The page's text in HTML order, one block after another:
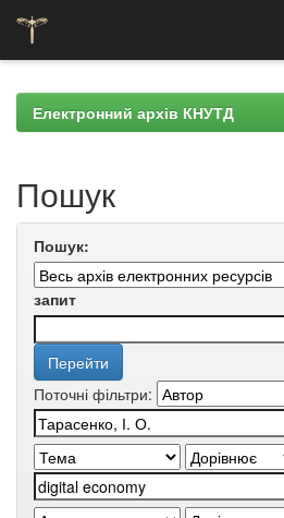
navigationЕлектронний архів КНУТД
Пошук
Пошук:
запит
Поточні фільтри: